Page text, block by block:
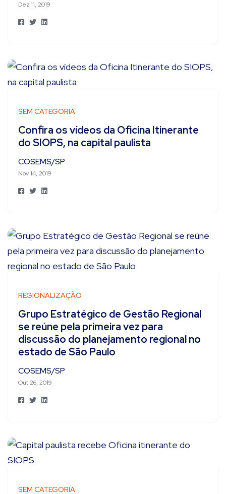
Dez 11, 2019
SEM CATEGORIA
Confira os vídeos da Oficina Itinerante
do SIOPS, na capital paulista
COSEMS/SP
Nov 14, 2019
REGIONALIZAÇÃO
Grupo Estratégico de Gestão Regional
se reúne pela primeira vez para
discussão do planejamento regional no
estado de São Paulo
COSEMS/SP
Out 26, 2019
SEM CATEGORIA